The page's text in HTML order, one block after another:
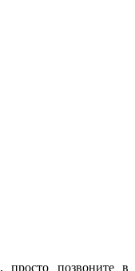
, просто позвоните в